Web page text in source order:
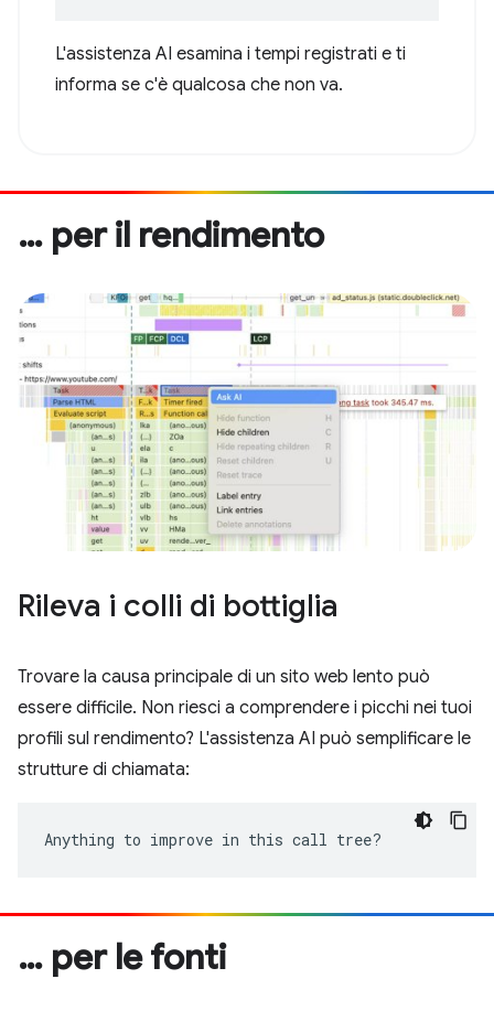
L'assistenza AI esamina i tempi registrati e ti
informa se c'è qualcosa che non va.
… per il rendimento
Rileva i colli di bottiglia
Trovare la causa principale di un sito web lento può
essere difficile. Non riesci a comprendere i picchi nei tuoi
profili sul rendimento? L'assistenza AI può semplificare le
strutture di chiamata:
Anything to improve in this call tree?
… per le fonti